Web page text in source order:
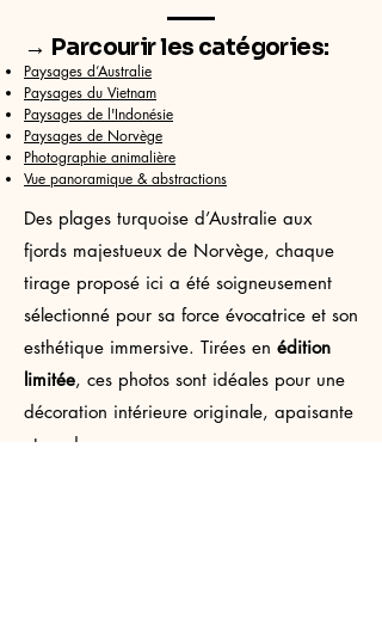
→ Parcourir les catégories:
Paysages d’Australie
Paysages du Vietnam
Paysages de l'Indonésie
Paysages de Norvège
Photographie animalière
Vue panoramique & abstractions
Des plages turquoise d’Australie aux
fjords majestueux de Norvège, chaque
tirage proposé ici a été soigneusement
sélectionné pour sa force évocatrice et son
esthétique immersive. Tirées en édition
limitée, ces photos sont idéales pour une
décoration intérieure originale, apaisante
et moderne.